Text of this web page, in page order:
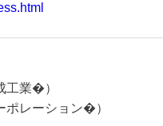
工業�）
ポレーション�）